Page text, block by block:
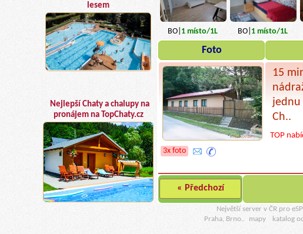
lesem
Nejlepší Chaty a chalupy na
pronájem na TopChaty.cz
BO| 1místo/1L BO| 1místo/1L
Foto
3x foto
15
jednu
Ch..
TOP
« Předchozí
Největší server v ČR pro
Praha, Brno..
mapy katalog